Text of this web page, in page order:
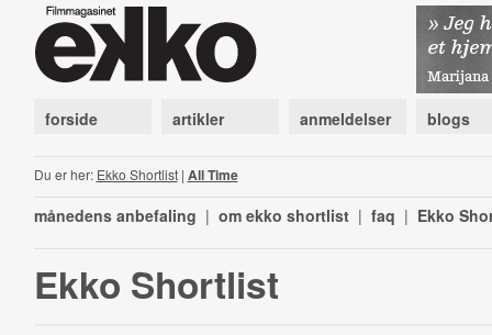
forside artikler anmeldelser blogs
Du er her: Ekko Shortlist| All Time
månedens anbefaling | om ekko shortlist | faq | Ekko
Ekko Shortlist